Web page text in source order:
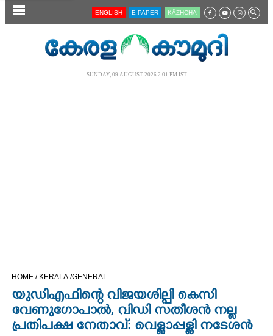
SECTIONS
OPINION
ENGLISH E-PAPER KĀZHCHA
SUNDAY, 09 AUGUST 2026 2.01 PM IST
HOME / KERALA /GENERAL
യുഡിഎഫിന്റെ വിജയശില്പി കെസി
വേണുഗോപാൽ, വിഡി സതീശൻ നല്ല
പ്രതിപക്ഷ നേതാവ്: വെള്ളാപ്പള്ളി നടേശൻ